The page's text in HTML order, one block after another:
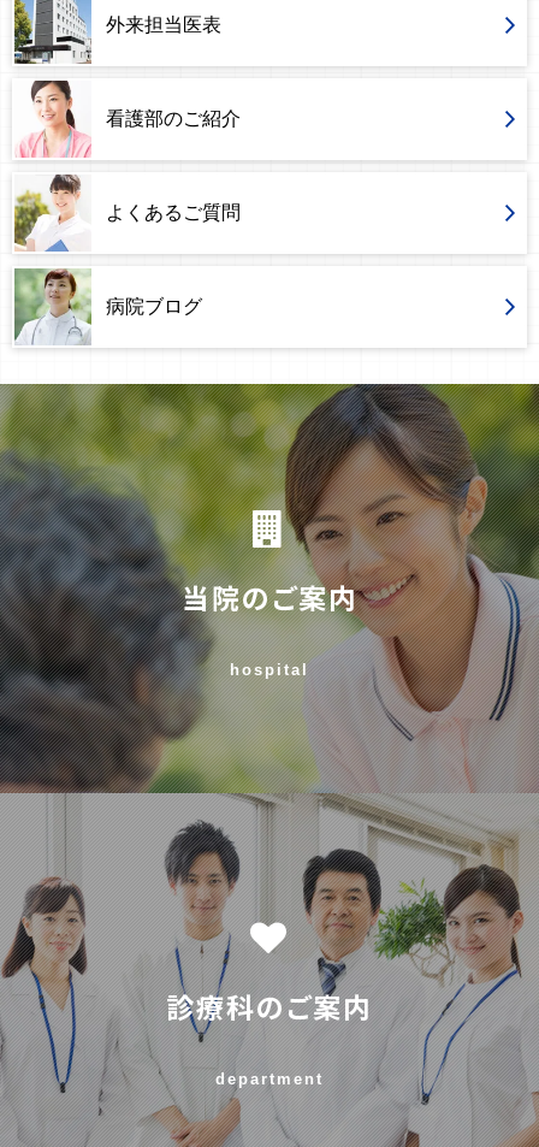
外来担当医表
看護部のご紹介
よくあるご質問
病院ブログ
当院のご案内
hospital
診療科のご案内
department